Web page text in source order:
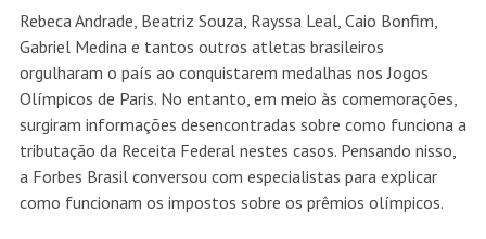
Rebeca Andrade, Beatriz Souza, Rayssa Leal, Caio Bonfim,
Gabriel Medina e tantos outros atletas brasileiros
orgulharam o país ao conquistarem medalhas nos Jogos
Olímpicos de Paris. No entanto, em meio às comemorações,
surgiram informações desencontradas sobre como funciona a
tributação da Receita Federal nestes casos. Pensando nisso,
a Forbes Brasil conversou com especialistas para explicar
como funcionam os impostos sobre os prêmios olímpicos.